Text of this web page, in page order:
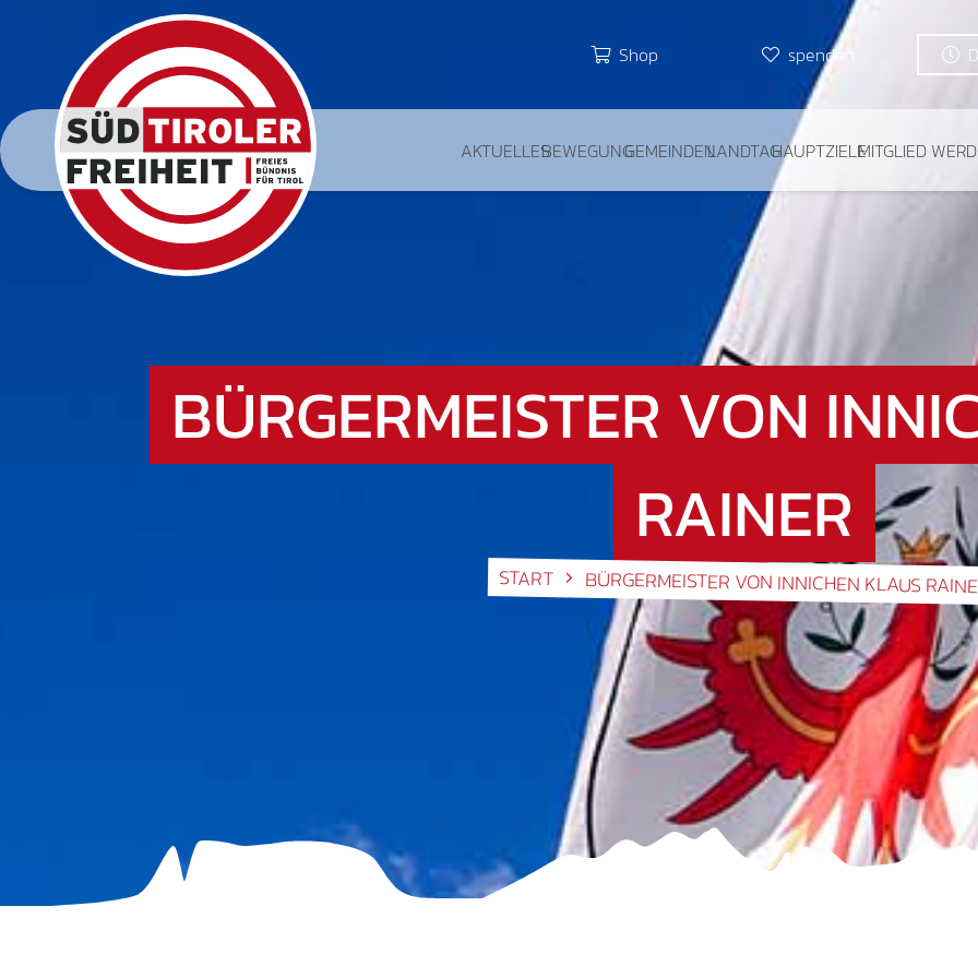
Shop spenden
AKTUELLESBEWEGUNGGEMEINDENLANDTAGHAUPTZIELEMITGLIED
BÜRGERMEISTER VON
RAINER
START BÜRGERMEISTER VON INNICHEN KLAUS